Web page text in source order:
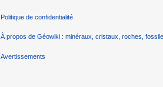
Politique de confidentialité
À propos de Géowiki : minéraux, cristaux, roches,
Avertissements